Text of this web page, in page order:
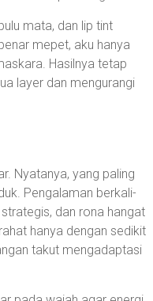
mata, dan lip tint
mepet, aku hanya
Hasilnya tetap
layer dan mengurangi
Nyatanya, yang paling
Pengalaman berkali-
dan rona hangat
hanya dengan sedikit
takut mengadaptasi